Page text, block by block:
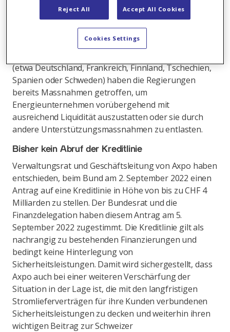
Preisschwankungen haben in den letzten Tagen neue
Rekordwerte erreicht. Diese extreme Situation und die
unvorhersehbare Entwicklung hat für alle
Marktteilnehmer weitreichende Auswirkungen auf die
(etwa Deutschland, Frankreich, Finnland, Tschechien,
Spanien oder Schweden) haben die Regierungen
bereits Massnahmen getroffen, um
Energieunternehmen vorübergehend mit
ausreichend Liquidität auszustatten oder sie durch
andere Unterstützungsmassnahmen zu entlasten.
Bisher kein Abruf der Kreditlinie
Verwaltungsrat und Geschäftsleitung von Axpo haben
entschieden, beim Bund am 2. September 2022 einen
Antrag auf eine Kreditlinie in Höhe von bis zu CHF 4
Milliarden zu stellen. Der Bundesrat und die
Finanzdelegation haben diesem Antrag am 5.
September 2022 zugestimmt. Die Kreditlinie gilt als
nachrangig zu bestehenden Finanzierungen und
bedingt keine Hinterlegung von
Sicherheitsleistungen. Damit wird sichergestellt, dass
Axpo auch bei einer weiteren Verschärfung der
Situation in der Lage ist, die mit den langfristigen
Stromlieferverträgen für ihre Kunden verbundenen
Sicherheitsleistungen zu decken und weiterhin ihren
wichtigen Beitrag zur Schweizer
Reject All Accept All Cookies
Cookies Settings